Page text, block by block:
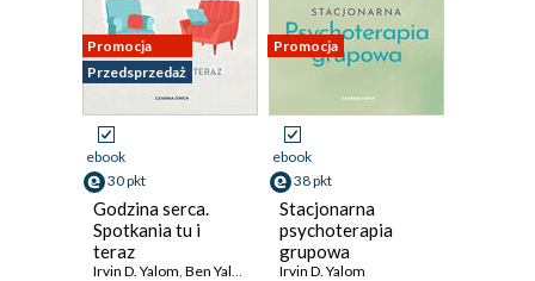
Promocja
Przedsprzedaż
ebook
30 pkt
Godzina serca.
Spotkania tu i
teraz
Irvin D. Yalom, Ben Yalom
Promocja
ebook
38 pkt
Stacjonarna
psychoterapia
grupowa
Irvin D. Yalom